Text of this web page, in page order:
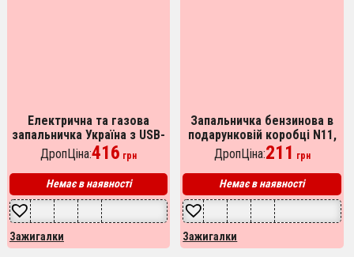
Електрична та газова
запальничка Україна з USB-
зарядкою HL-435, Юсб
запальничка. Колір:
хамелеон
ДропЦіна:416 грн
Немає в наявності
Зажигалки
Запальничка бензинова в
подарунковій коробці N11,
подарункові запальнички,
подарунок запальничка
хлопцю.
ДропЦіна:211 грн
Немає в наявності
Зажигалки